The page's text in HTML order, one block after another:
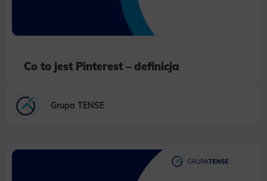
Co to jest Pinterest – definicja
Grupa TENSE